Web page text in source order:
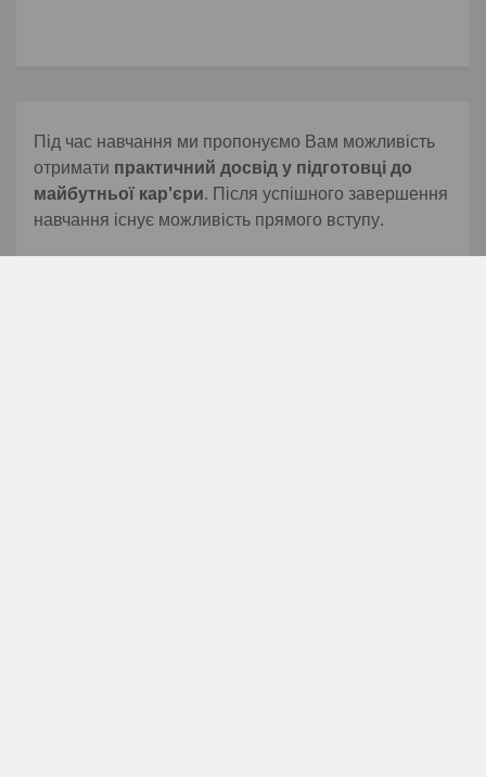
Під час навчання ми пропонуємо Вам можливість
отримати практичний досвід у підготовці до
майбутньої кар'єри. Після успішного завершення
навчання існує можливість прямого вступу.